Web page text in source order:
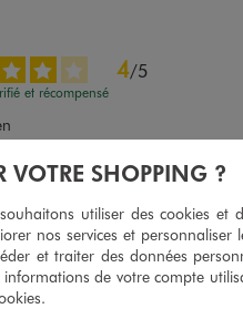
4/5
et récompensé
5/5
et récompensé
VOTRE SHOPPING ?
utiliser des cookies et
nos services et personnaliser
et traiter des données
informations de votre compte